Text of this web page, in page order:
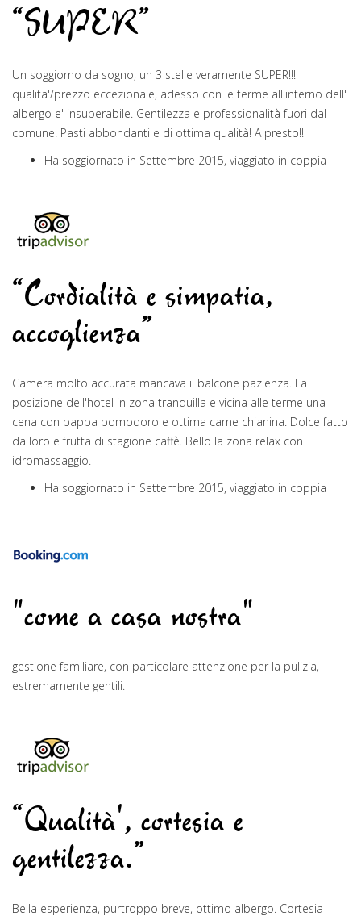
“SUPER”
Un soggiorno da sogno, un 3 stelle veramente SUPER!!!
qualita'/prezzo eccezionale, adesso con le terme all'interno dell'
albergo e' insuperabile. Gentilezza e professionalità fuori dal
comune! Pasti abbondanti e di ottima qualità! A presto!!
Ha soggiornato in Settembre 2015, viaggiato in coppia
“Cordialità e simpatia,
accoglienza”
Camera molto accurata mancava il balcone pazienza. La
posizione dell'hotel in zona tranquilla e vicina alle terme una
cena con pappa pomodoro e ottima carne chianina. Dolce fatto
da loro e frutta di stagione caffè. Bello la zona relax con
idromassaggio.
Ha soggiornato in Settembre 2015, viaggiato in coppia
"come a casa nostra"
gestione familiare, con particolare attenzione per la pulizia,
estremamente gentili.
“Qualità', cortesia e
gentilezza.”
Bella esperienza, purtroppo breve, ottimo albergo. Cortesia